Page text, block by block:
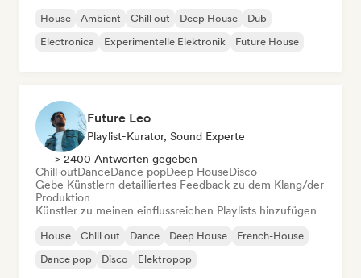
House Ambient Chill out Deep House
Dub
Electronica
Experimentelle Elektronik Future House
Future Leo
Playlist-Kurator, Sound Experte
> 2400 Antworten gegeben
Chill outDanceDance popDeep HouseDisco
Gebe Künstlern detailliertes Feedback zu dem Klang/der
Produktion
Künstler zu meinen einflussreichen Playlists hinzufügen
House Chill out Dance Deep House
French-House
Dance pop
Disco Elektropop